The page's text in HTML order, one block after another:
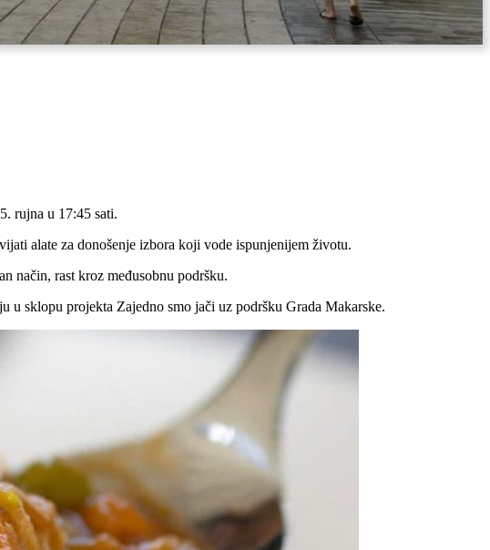
rujna u 17:45 sati.
alate za donošenje izbora koji vode ispunjenijem životu.
način, rast kroz međusobnu podršku.
u sklopu projekta Zajedno smo jači uz podršku Grada Makarske.